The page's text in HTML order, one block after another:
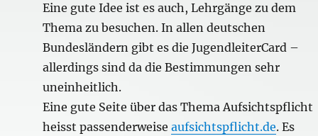
Eine gute Idee ist es auch, Lehrgänge zu dem
Thema zu besuchen. In allen deutschen
Bundesländern gibt es die JugendleiterCard –
allerdings sind da die Bestimmungen sehr
uneinheitlich.
Eine gute Seite über das Thema Aufsichtspflicht
heisst passenderweise aufsichtspflicht.de. Es